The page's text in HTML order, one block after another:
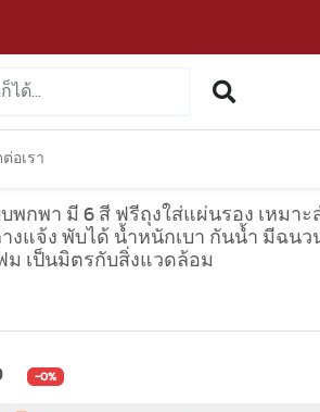
อเรา
บพกพา มี 6 สี ฟรีถุงใส่แผ่นรอง เหมา
างแจ้ง พับได้ น้ำหนักเบา กันน้ำ มีฉน
ม เป็นมิตรกับสิ่งแวดล้อม
-0%